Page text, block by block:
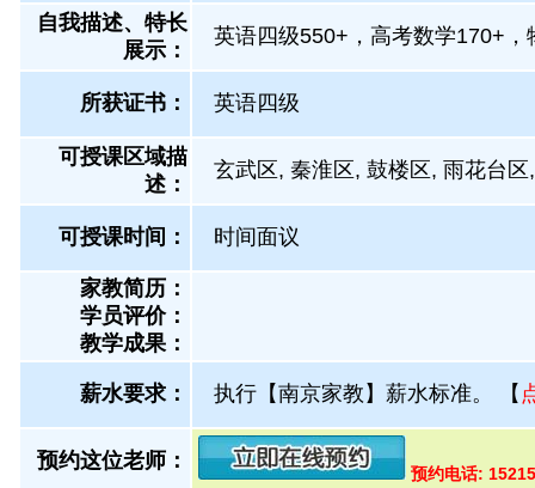
自我描述、特长
展示 ：
英语四级550+，高考数学170+
所获证书 ： 英语四级
可授课区域描
述：
玄武区, 秦淮区, 鼓楼区, 雨花台区
可授课时间： 时间面议
家教简历：
学员评价：
教学成果：
薪水要求： 执行【南京家教】薪水标准。 【
预约这位老师：
预约电话: